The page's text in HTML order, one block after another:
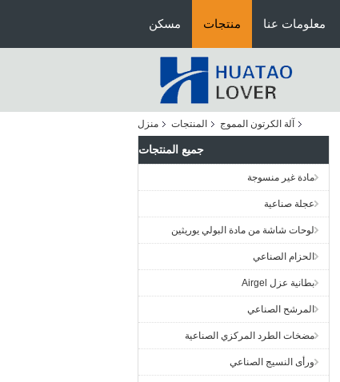
مسكن منتجات معلومات عنا
منزل المنتجات آلة الكرتون المموج
جميع المنتجات
مادة غير منسوجة
عجلة صناعية
لوحات شاشة من مادة البولي يوريثين
الحزام الصناعي
بطانية عزل Airgel
المرشح الصناعي
مضخات الطرد المركزي الصناعية
ورأى النسيج الصناعي